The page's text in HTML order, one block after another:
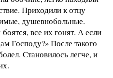
Приходили к отцу
душевнобольные.
все их гонят. А если
Господу?» После такого
Становилось легче, и